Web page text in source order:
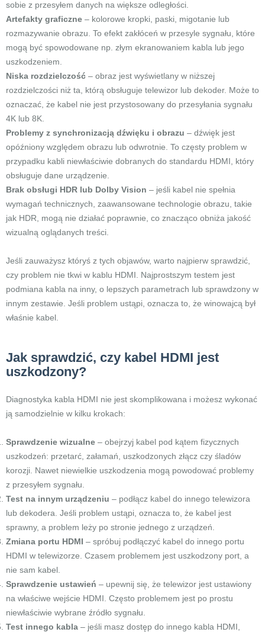
sobie z przesyłem danych na większe odległości.
Artefakty graficzne – kolorowe kropki, paski, migotanie lub
rozmazywanie obrazu. To efekt zakłóceń w przesyle sygnału, które
mogą być spowodowane np. złym ekranowaniem kabla lub jego
uszkodzeniem.
Niska rozdzielczość – obraz jest wyświetlany w niższej
rozdzielczości niż ta, którą obsługuje telewizor lub dekoder. Może to
oznaczać, że kabel nie jest przystosowany do przesyłania sygnału
4K lub 8K.
Problemy z synchronizacją dźwięku i obrazu – dźwięk jest
opóźniony względem obrazu lub odwrotnie. To częsty problem w
przypadku kabli niewłaściwie dobranych do standardu HDMI, który
obsługuje dane urządzenie.
Brak obsługi HDR lub Dolby Vision – jeśli kabel nie spełnia
wymagań technicznych, zaawansowane technologie obrazu, takie
jak HDR, mogą nie działać poprawnie, co znacząco obniża jakość
wizualną oglądanych treści.
Jeśli zauważysz któryś z tych objawów, warto najpierw sprawdzić,
czy problem nie tkwi w kablu HDMI. Najprostszym testem jest
podmiana kabla na inny, o lepszych parametrach lub sprawdzony w
innym zestawie. Jeśli problem ustąpi, oznacza to, że winowajcą był
właśnie kabel.
Jak sprawdzić, czy kabel HDMI jest
uszkodzony?
Diagnostyka kabla HDMI nie jest skomplikowana i możesz wykonać
ją samodzielnie w kilku krokach:
Sprawdzenie wizualne – obejrzyj kabel pod kątem fizycznych
uszkodzeń: przetarć, załamań, uszkodzonych złącz czy śladów
korozji. Nawet niewielkie uszkodzenia mogą powodować problemy
z przesyłem sygnału.
Test na innym urządzeniu – podłącz kabel do innego telewizora
lub dekodera. Jeśli problem ustąpi, oznacza to, że kabel jest
sprawny, a problem leży po stronie jednego z urządzeń.
Zmiana portu HDMI – spróbuj podłączyć kabel do innego portu
HDMI w telewizorze. Czasem problemem jest uszkodzony port, a
nie sam kabel.
Sprawdzenie ustawień – upewnij się, że telewizor jest ustawiony
na właściwe wejście HDMI. Często problemem jest po prostu
niewłaściwie wybrane źródło sygnału.
Test innego kabla – jeśli masz dostęp do innego kabla HDMI,